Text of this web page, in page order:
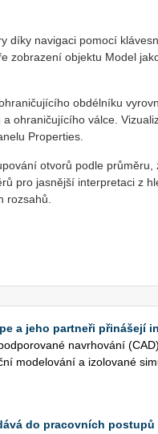
díky na­vi­ga­ci po­mo­cí
zob­ra­ze­ní ob­jek­tu Model
ob­dél­ní­ku
ohra­ni­ču­jí­cí­ho válce.
Pro­per­ties.
ot­vo­rů podle
pro jas­něj­ší in­ter­pre­ta­ci z
roz­sa­hů.
a jeho partneři přinášejí
na­vr­ho­vá­ní
mo­de­lo­vá­ní a izo­lo­va­né
do pracovních